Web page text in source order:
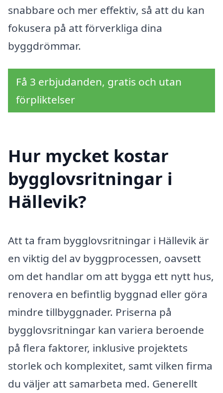
snabbare och mer effektiv, så att du kan
fokusera på att förverkliga dina
byggdrömmar.
Få 3 erbjudanden, gratis och utan
förpliktelser
Hur mycket kostar
bygglovsritningar i
Hällevik?
Att ta fram bygglovsritningar i Hällevik är
en viktig del av byggprocessen, oavsett
om det handlar om att bygga ett nytt hus,
renovera en befintlig byggnad eller göra
mindre tillbyggnader. Priserna på
bygglovsritningar kan variera beroende
på flera faktorer, inklusive projektets
storlek och komplexitet, samt vilken firma
du väljer att samarbeta med. Generellt